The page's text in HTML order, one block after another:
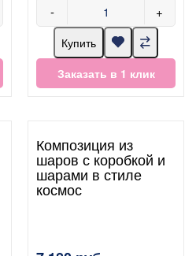
- +
Купить
Заказать в 1 клик
Композиция из
шаров с коробкой и
шарами в стиле
космос